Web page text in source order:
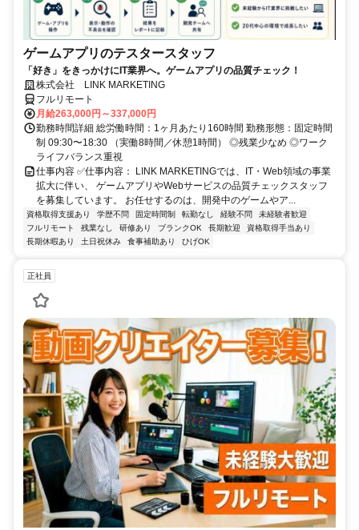
ゲームアプリのテスタースタッフ
「好き」をきっかけにIT業界へ。ゲームアプリの品質チェック！
株式会社 LINK MARKETING
フルリモート
月給263,000円～337,000円
勤務時間詳細 総労働時間：1ヶ月あたり160時間 勤務形態：固定時間
制 09:30〜18:30 （実働8時間／休憩1時間） ◎残業少なめ ◎ワーク
ライフバランス重視
仕事内容 ✅仕事内容： LINK MARKETINGでは、IT・Web領域の事業
拡大に伴い、 ゲームアプリやWebサービスの品質チェックスタッフ
を募集しています。 お任せするのは、開発中のゲームやア...
資格取得支援あり 学歴不問 固定時間制 転勤なし 経験不問
未経験者歓迎
フルリモート
残業なし 研修あり ブランクOK 長期歓迎
資格取得手当あり
長期休暇あり
土日祝休み 食事補助あり ひげOK
正社員